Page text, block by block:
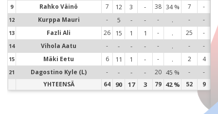
9 Rahko Väinö 7 12 3 - 38 34 % 7 -
12 Kurppa Mauri - 5 - - - . - -
13 Fazli Ali 26 15 1 1 - . 25 -
14 Vihola Aatu - - - - - . - -
15 Mäki Eetu 6 11 1 - - . 2 4
21 Dagostino Kyle (L) - - - - 20 45 % -
-
YHTEENSÄ
64 90 17 3 79 42 % 52 9
12